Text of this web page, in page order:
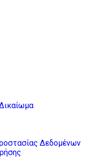
Δεδομένων